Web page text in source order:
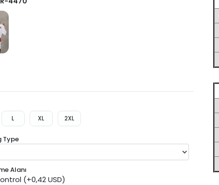
L XL 2XL
Type
Alanı
(+0,42 USD)